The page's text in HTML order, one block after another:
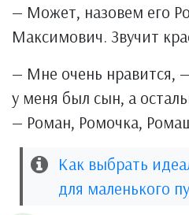
— Может, назовем его
Максимович. Звучит
— Мне очень нравится,
у меня был сын, а
— Роман, Ромочка,
Как выбрать
для маленького